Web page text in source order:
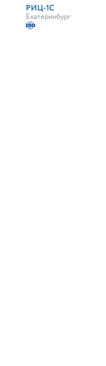
РИЦ-1С
Екатеринбург